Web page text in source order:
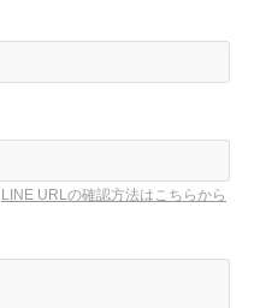
LINE URLの確認方法はこちらから